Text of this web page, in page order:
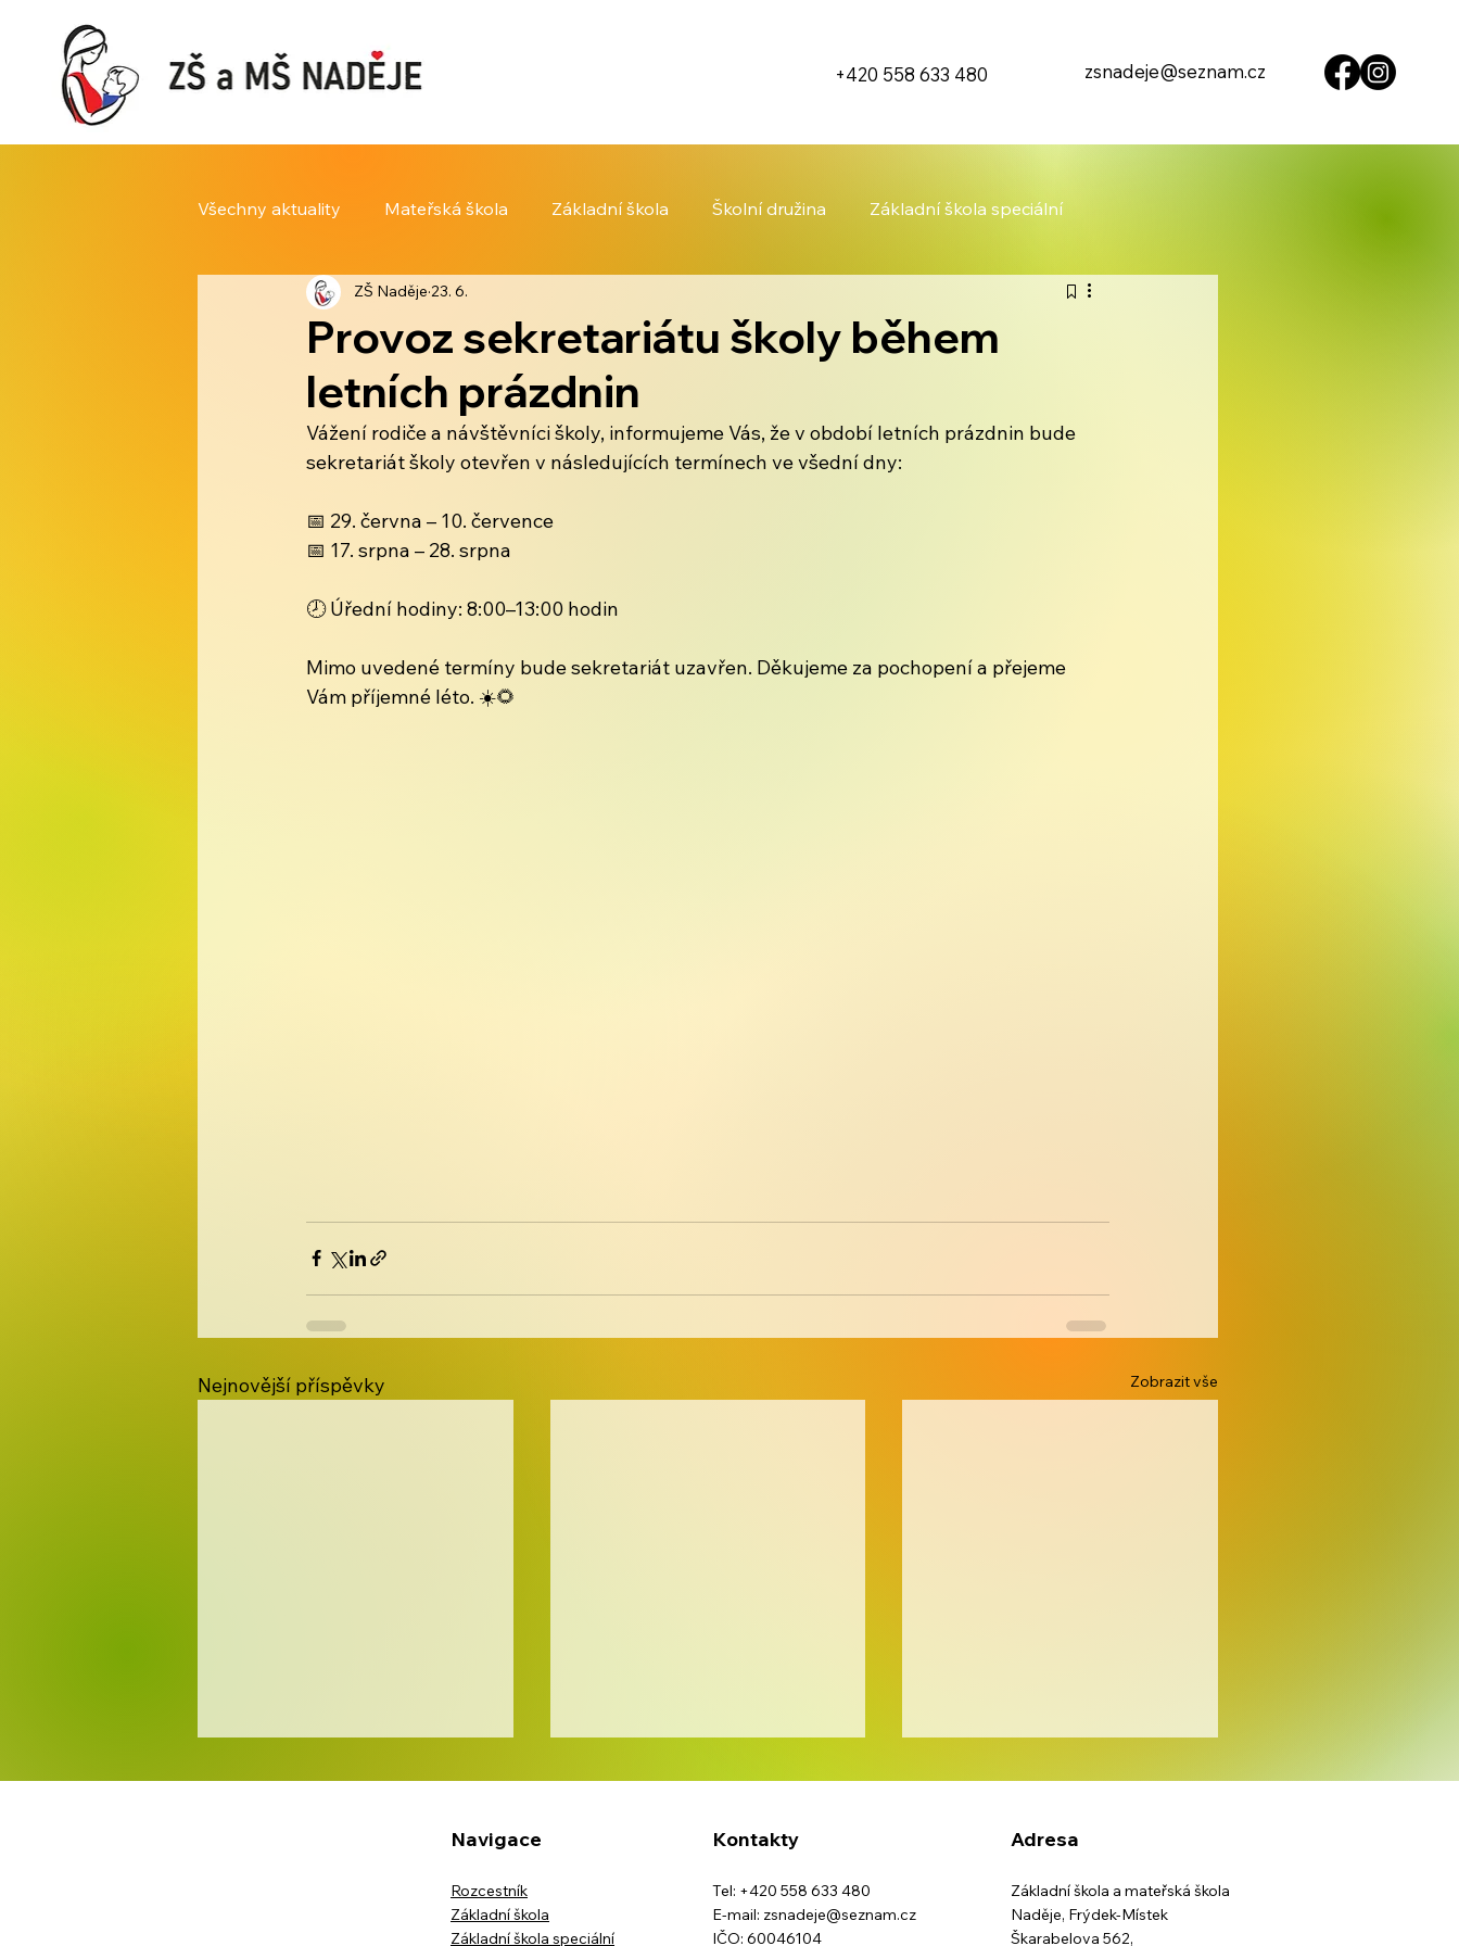
+420 558 633 480 zsnadeje@seznam.cz
Všechny aktuality Mateřská škola Základní škola Školní družina Základní škola speciální
Provoz sekretariátu školy během
letních prázdnin
ZŠ Naděje 23. 6.
Vážení rodiče a návštěvníci školy, informujeme Vás, že v období letních prázdnin bude
sekretariát školy otevřen v následujících termínech ve všední dny:
📅 29. června – 10. července
📅 17. srpna – 28. srpna
🕗 Úřední hodiny: 8:00–13:00 hodin
Mimo uvedené termíny bude sekretariát uzavřen. Děkujeme za pochopení a přejeme
Vám příjemné léto. ☀️🌻
Nejnovější příspěvky Zobrazit vše
Červen ve školní družině
Opékání špekáčků
Navigace
Rozcestník
Základní škola
Základní škola speciální
Kontakty
Tel: +420 558 633 480
E-mail: zsnadeje@seznam.cz
IČO: 60046104
Adresa
Základní škola a mateřská škola
Naděje, Frýdek-Místek
Škarabelova 562,